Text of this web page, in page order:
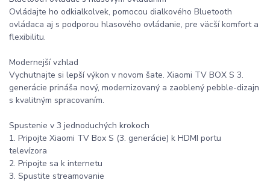
Ovládajte ho odkialkolvek, pomocou dialkového Bluetooth
ovládaca aj s podporou hlasového ovládanie, pre väcší komfort a
flexibilitu.
Modernejší vzhlad
Vychutnajte si lepší výkon v novom šate. Xiaomi TV BOX S 3.
generácie prináša nový, modernizovaný a zaoblený pebble-dizajn
s kvalitným spracovaním.
Spustenie v 3 jednoduchých krokoch
1. Pripojte Xiaomi TV Box S (3. generácie) k HDMI portu
televízora
2. Pripojte sa k internetu
3. Spustite streamovanie